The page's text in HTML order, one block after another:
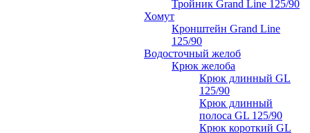
Тройник Grand Line 125/90
Хомут
Кронштейн Grand Line
125/90
Водосточный желоб
Крюк желоба
Крюк длинный GL
125/90
Крюк длинный
полоса GL 125/90
Крюк короткий GL